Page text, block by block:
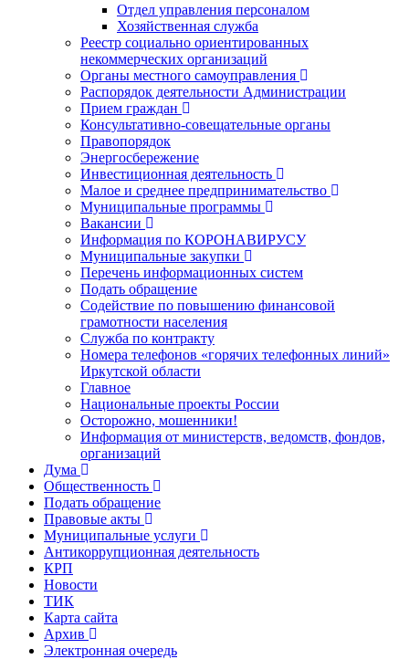
Отдел управления персоналом
Хозяйственная служба
Реестр социально ориентированных
некоммерческих организаций
Органы местного самоуправления
Распорядок деятельности Администрации
Прием граждан
Консультативно-совещательные органы
Правопорядок
Энергосбережение
Инвестиционная деятельность
Малое и среднее предпринимательство
Муниципальные программы
Вакансии
Информация по КОРОНАВИРУСУ
Муниципальные закупки
Перечень информационных систем
Подать обращение
Содействие по повышению финансовой
грамотности населения
Служба по контракту
Номера телефонов «горячих телефонных линий»
Иркутской области
Главное
Национальные проекты России
Осторожно, мошенники!
Информация от министерств, ведомств, фондов,
организаций
Дума
Общественность
Подать обращение
Правовые акты
Муниципальные услуги
Антикоррупционная деятельность
КРП
Новости
ТИК
Карта сайта
Архив
Электронная очередь